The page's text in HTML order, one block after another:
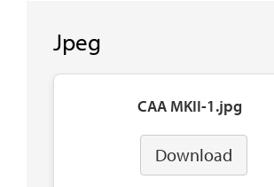
Jpeg
CAA MKII-1.jpg
Download